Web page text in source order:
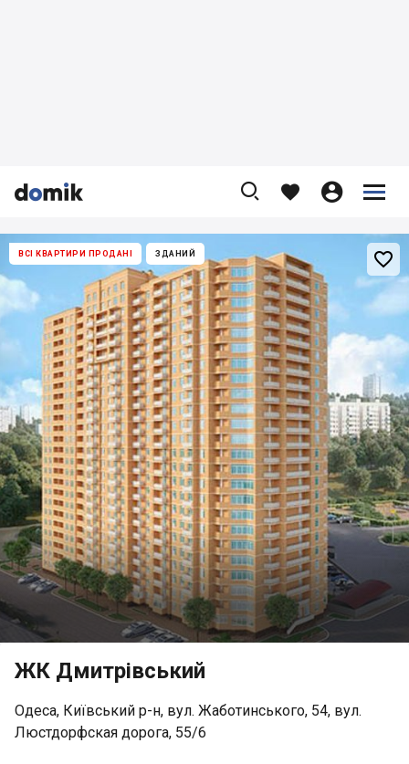


    


ВСІ КВАРТИРИ ПРОДАНІ ЗДАНИЙ 
ЖК Дмитрівський
Одеса, Київський р-н, вул. Жаботинського, 54, вул.
Люстдорфская дорога, 55/6